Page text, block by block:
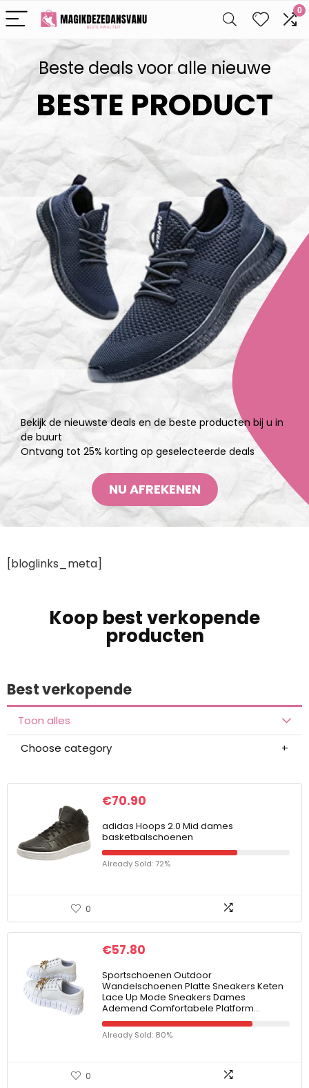
0
Beste deals voor alle nieuwe
BESTE PRODUCT
Bekijk de nieuwste deals en de beste producten bij u in
de buurt
Ontvang tot 25% korting op geselecteerde deals
NU AFREKENEN
[bloglinks_meta]
Koop best verkopende
producten
Best verkopende
Toon alles
Choose category
€70.90
adidas Hoops 2.0 Mid dames
basketbalschoenen
Already Sold: 72%
0
€57.80
Sportschoenen Outdoor
Wandelschoenen Platte Sneakers Keten
Lace Up Mode Sneakers Dames
Ademend Comfortabele Platform…
Already Sold: 80%
0